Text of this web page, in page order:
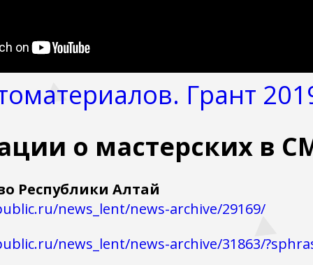
Грант
о мастерских в
Республики Алтай
news_lent/news-archive/29169/
news_lent/news-archive/31863/